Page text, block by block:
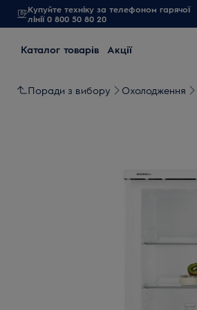
Купуйте техніку за телефоном гарячої
лінії 0 800 50 80 20
Каталог товарів Акції
Поради з вибору Охолодження